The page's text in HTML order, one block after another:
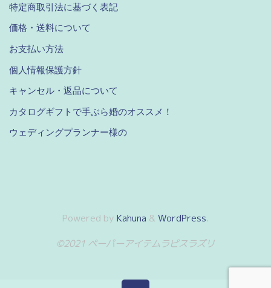
特定商取引法に基づく表記
価格・送料について
お支払い方法
個人情報保護方針
キャンセル・返品について
カタログギフトで手ぶら婚のオススメ！
ウェディングプランナー様の
Powered by Kahuna & WordPress.
©2021 ペーパーアイテムラピスラズリ